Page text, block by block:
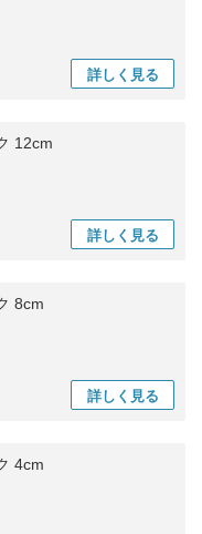
詳しく 見る
12cm
詳しく 見る
8cm
詳しく 見る
4cm